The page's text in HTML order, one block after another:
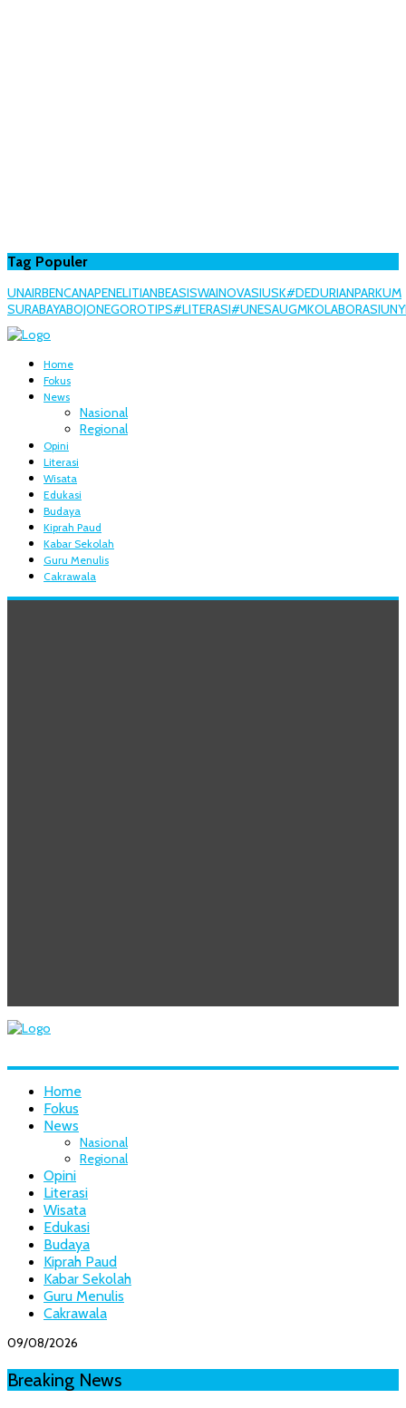
Tag Populer
UNAIRBENCANAPENELITIANBEASISWAINOVASIUSK#DEDURIANPARKUM
SURABAYABOJONEGOROTIPS#LITERASI#UNESAUGMKOLABORASIUNY
Home
Fokus
News
Nasional
Regional
Opini
Literasi
Wisata
Edukasi
Budaya
Kiprah Paud
Kabar Sekolah
Guru Menulis
Cakrawala
Home
Fokus
News
Nasional
Regional
Opini
Literasi
Wisata
Edukasi
Budaya
Kiprah Paud
Kabar Sekolah
Guru Menulis
Cakrawala
09/08/2026
Breaking News